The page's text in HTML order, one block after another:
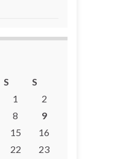
S
S
1
2
8
9
15
16
22
23